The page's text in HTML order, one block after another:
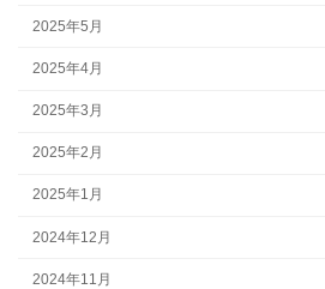
2025年5月
2025年4月
2025年3月
2025年2月
2025年1月
2024年12月
2024年11月